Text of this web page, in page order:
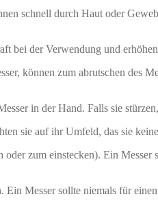
schnell durch Haut oder
bei der Verwendung und
können zum abrutschen des
in der Hand. Falls sie
sie auf ihr Umfeld, das sie
zum einstecken). Ein Messer
Ein Messer sollte niemals für